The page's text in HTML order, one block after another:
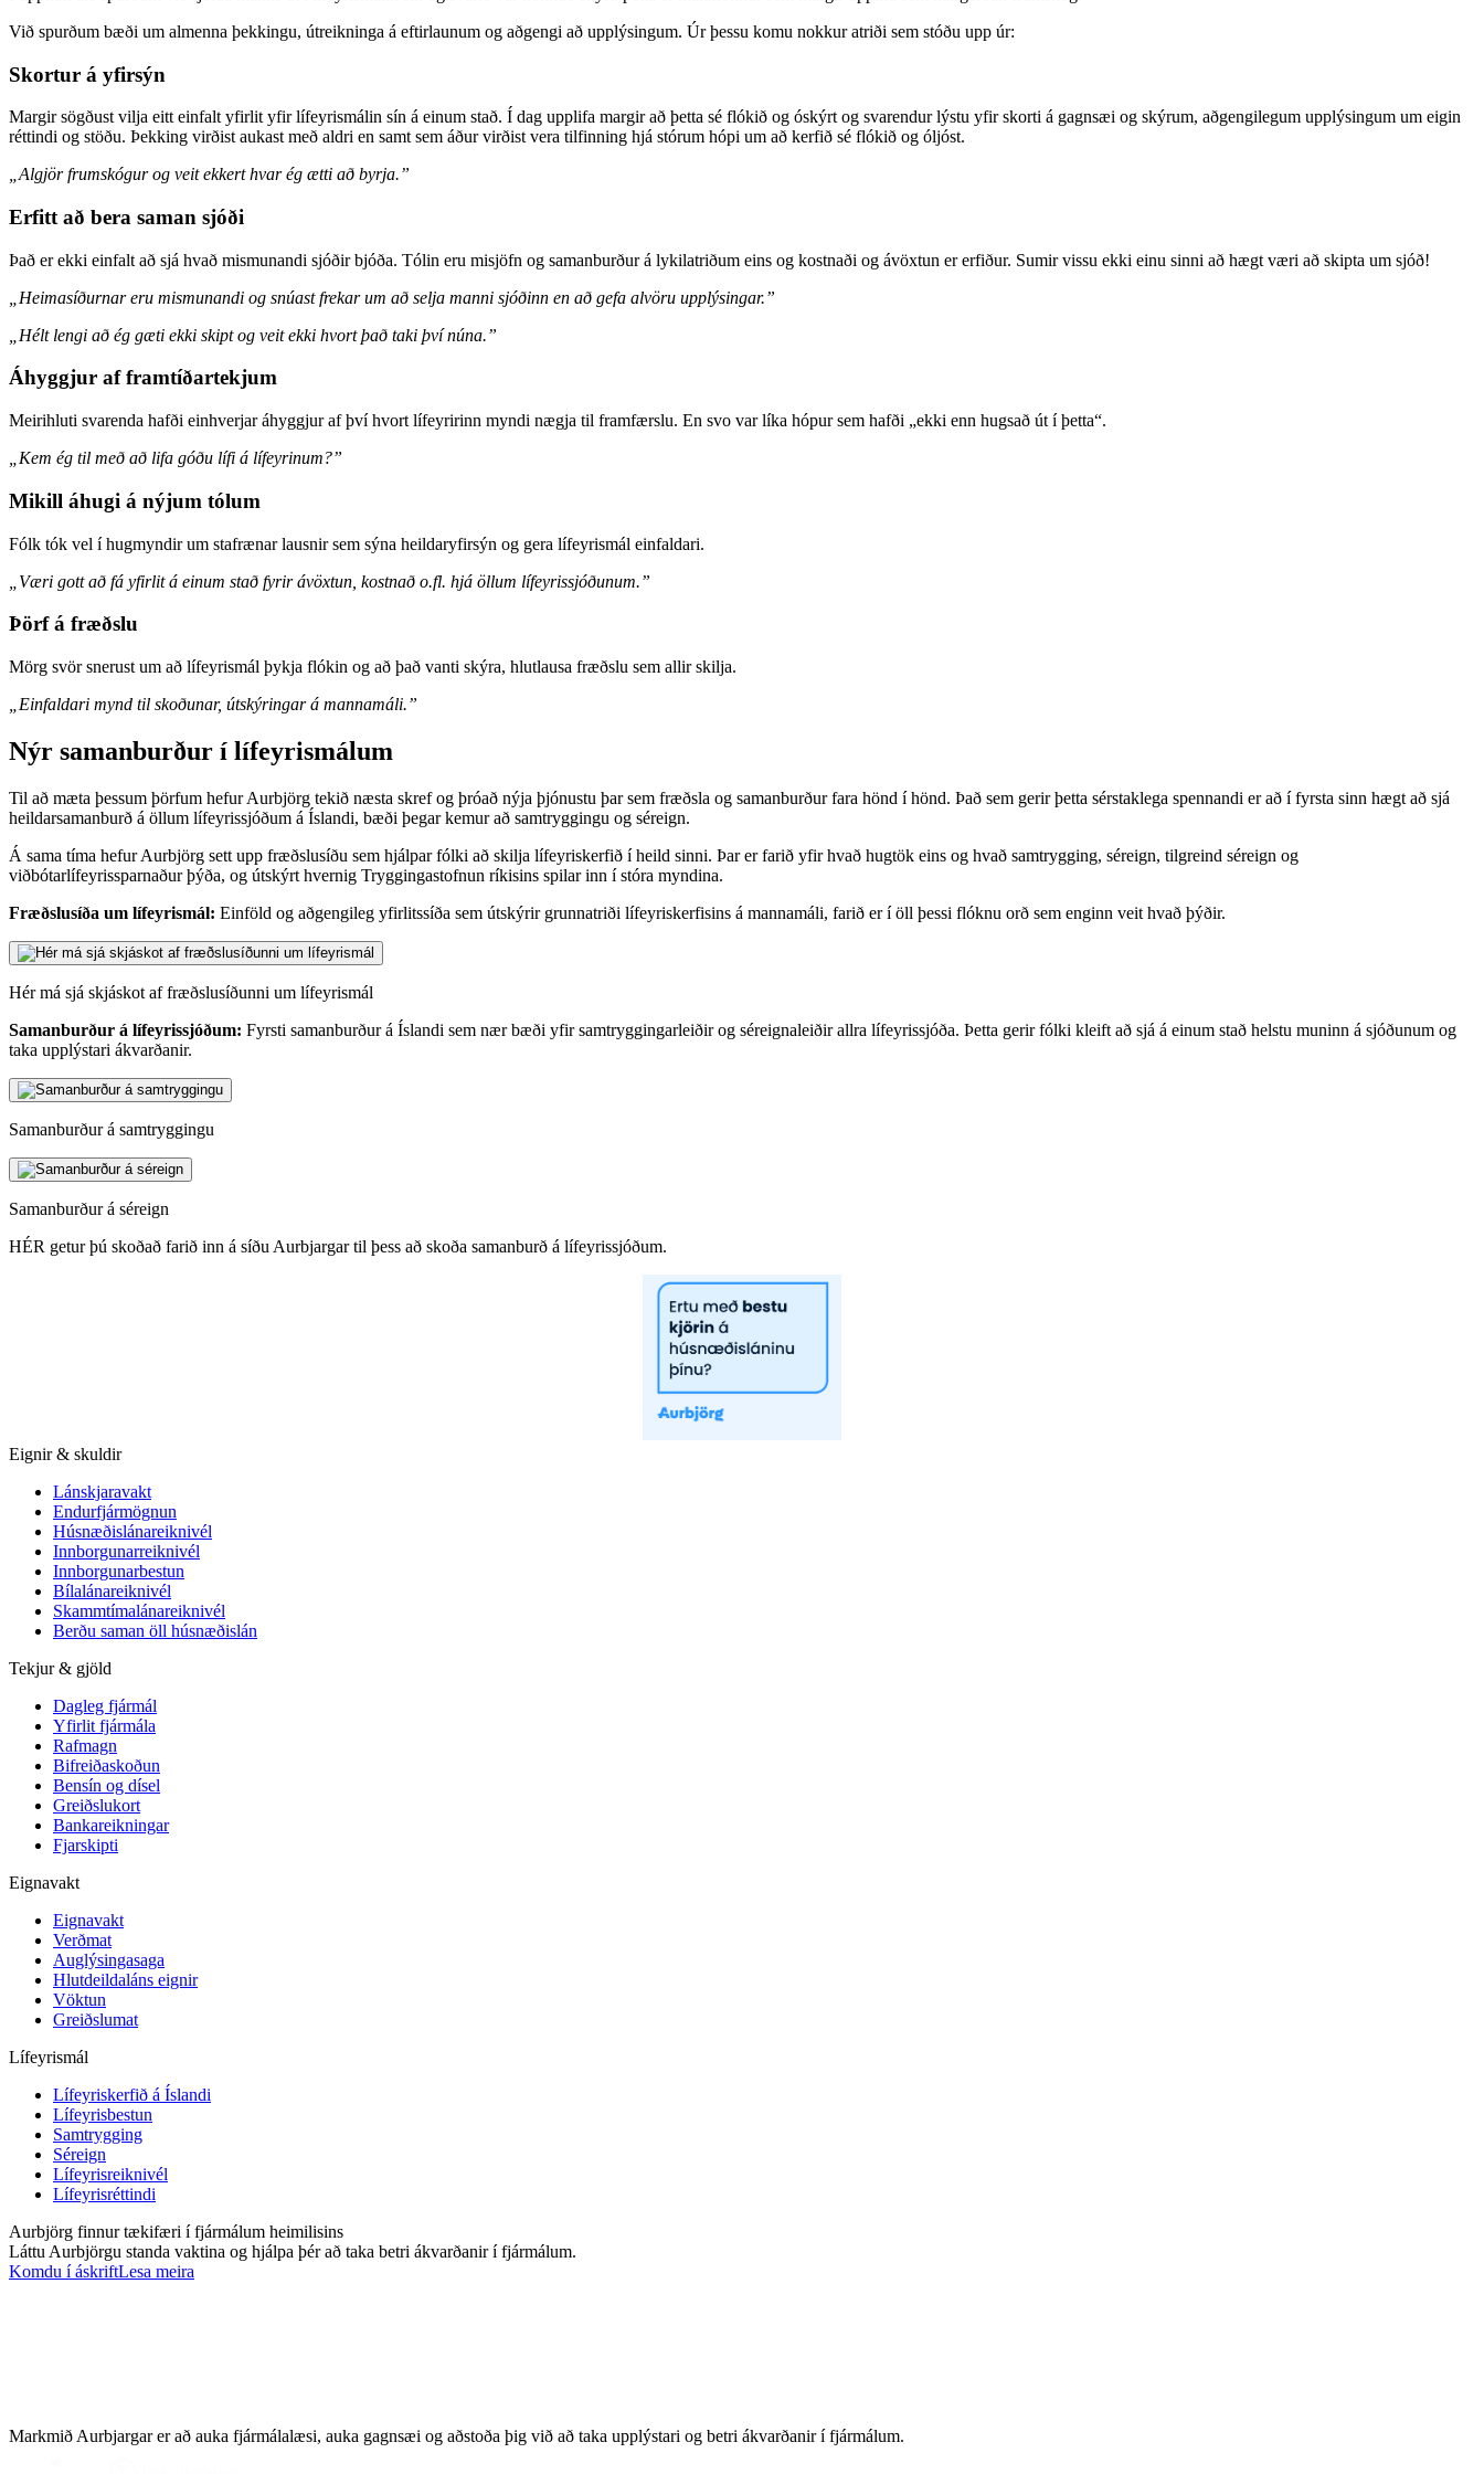
Við spurðum bæði um almenna þekkingu, útreikninga á eftirlaunum og aðgengi að upplýsingum. Úr þessu komu nokkur atriði sem stóðu upp úr:
Skortur á yfirsýn
Margir sögðust vilja eitt einfalt yfirlit yfir lífeyrismálin sín á einum stað. Í dag upplifa margir að þetta sé flókið og óskýrt og svarendur lýstu yfir skorti á gagnsæi og skýrum, aðgengilegum upplýsingum um eigin
réttindi og stöðu. Þekking virðist aukast með aldri en samt sem áður virðist vera tilfinning hjá stórum hópi um að kerfið sé flókið og óljóst.
„Algjör frumskógur og veit ekkert hvar ég ætti að byrja.”
Erfitt að bera saman sjóði
Það er ekki einfalt að sjá hvað mismunandi sjóðir bjóða. Tólin eru misjöfn og samanburður á lykilatriðum eins og kostnaði og ávöxtun er erfiður. Sumir vissu ekki einu sinni að hægt væri að skipta um sjóð!
„Heimasíðurnar eru mismunandi og snúast frekar um að selja manni sjóðinn en að gefa alvöru upplýsingar.”
„Hélt lengi að ég gæti ekki skipt og veit ekki hvort það taki því núna.”
Áhyggjur af framtíðartekjum
Meirihluti svarenda hafði einhverjar áhyggjur af því hvort lífeyririnn myndi nægja til framfærslu. En svo var líka hópur sem hafði „ekki enn hugsað út í þetta“.
„Kem ég til með að lifa góðu lífi á lífeyrinum?”
Mikill áhugi á nýjum tólum
Fólk tók vel í hugmyndir um stafrænar lausnir sem sýna heildaryfirsýn og gera lífeyrismál einfaldari.
„Væri gott að fá yfirlit á einum stað fyrir ávöxtun, kostnað o.fl. hjá öllum lífeyrissjóðunum.”
Þörf á fræðslu
Mörg svör snerust um að lífeyrismál þykja flókin og að það vanti skýra, hlutlausa fræðslu sem allir skilja.
„Einfaldari mynd til skoðunar, útskýringar á mannamáli.”
Nýr samanburður í lífeyrismálum
Til að mæta þessum þörfum hefur Aurbjörg tekið næsta skref og þróað nýja þjónustu þar sem fræðsla og samanburður fara hönd í hönd. Það sem gerir þetta sérstaklega spennandi er að í fyrsta sinn hægt að sjá
heildarsamanburð á öllum lífeyrissjóðum á Íslandi, bæði þegar kemur að samtryggingu og séreign.
Á sama tíma hefur Aurbjörg sett upp fræðslusíðu sem hjálpar fólki að skilja lífeyriskerfið í heild sinni. Þar er farið yfir hvað hugtök eins og hvað samtrygging, séreign, tilgreind séreign og
viðbótarlífeyrissparnaður þýða, og útskýrt hvernig Tryggingastofnun ríkisins spilar inn í stóra myndina.
Fræðslusíða um lífeyrismál: Einföld og aðgengileg yfirlitssíða sem útskýrir grunnatriði lífeyriskerfisins á mannamáli, farið er í öll þessi flóknu orð sem enginn veit hvað þýðir.
Hér má sjá skjáskot af fræðslusíðunni um lífeyrismál
Samanburður á lífeyrissjóðum: Fyrsti samanburður á Íslandi sem nær bæði yfir samtryggingarleiðir og séreignaleiðir allra lífeyrissjóða. Þetta gerir fólki kleift að sjá á einum stað helstu muninn á sjóðunum og
taka upplýstari ákvarðanir.
Samanburður á samtryggingu
Samanburður á séreign
HÉR getur þú skoðað farið inn á síðu Aurbjargar til þess að skoða samanburð á lífeyrissjóðum.
Eignir & skuldir
Lánskjaravakt
Endurfjármögnun
Húsnæðislánareiknivél
Innborgunarreiknivél
Innborgunarbestun
Bílalánareiknivél
Skammtímalánareiknivél
Berðu saman öll húsnæðislán
Tekjur & gjöld
Dagleg fjármál
Yfirlit fjármála
Rafmagn
Bifreiðaskoðun
Bensín og dísel
Greiðslukort
Bankareikningar
Fjarskipti
Eignavakt
Eignavakt
Verðmat
Auglýsingasaga
Hlutdeildaláns eignir
Vöktun
Greiðslumat
Lífeyrismál
Lífeyriskerfið á Íslandi
Lífeyrisbestun
Samtrygging
Séreign
Lífeyrisreiknivél
Lífeyrisréttindi
Aurbjörg finnur tækifæri í fjármálum heimilisins
Láttu Aurbjörgu standa vaktina og hjálpa þér að taka betri ákvarðanir í fjármálum.
Komdu í áskriftLesa meira
Markmið Aurbjargar er að auka fjármálalæsi, auka gagnsæi og aðstoða þig við að taka upplýstari og betri ákvarðanir í fjármálum.